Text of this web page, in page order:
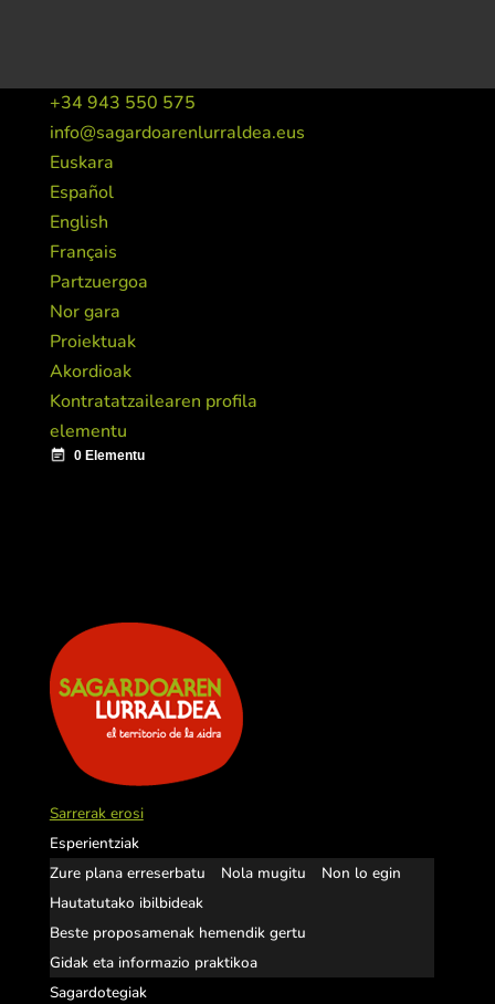
+34 943 550 575
info@sagardoarenlurraldea.eus
Euskara
Español
English
Français
Partzuergoa
Nor gara
Proiektuak
Akordioak
Kontratatzailearen profila
elementu
Sarrerak erosi
Esperientziak
Zure plana erreserbatu
Nola mugitu
Non lo egin
Hautatutako ibilbideak
Beste proposamenak hemendik gertu
Gidak eta informazio praktikoa
Sagardotegiak